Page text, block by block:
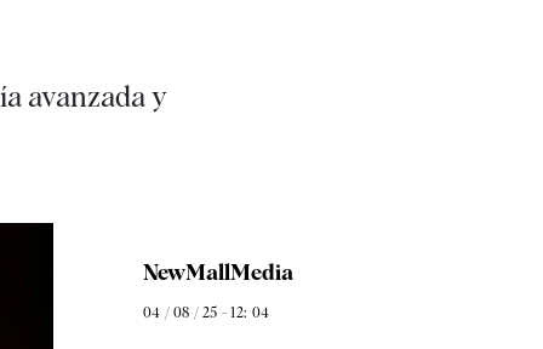
avanzada y
NewMallMedia
04 / 08 / 25 - 12: 04